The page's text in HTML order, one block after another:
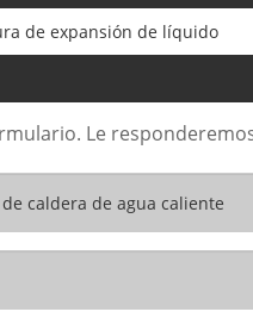
de expansión de líquido
Le